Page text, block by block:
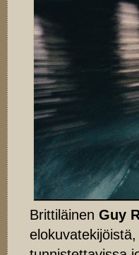
Brittiläinen Guy